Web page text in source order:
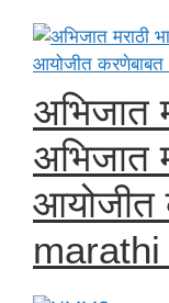
अभिजात
अभिजात
आयोजीत